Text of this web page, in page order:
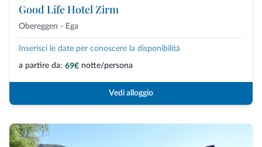
Good Life Hotel Zirm
Obereggen - Ega
Inserisci le date per conoscere la disponibilità
a partire da: 69€ notte/persona
Vedi alloggio